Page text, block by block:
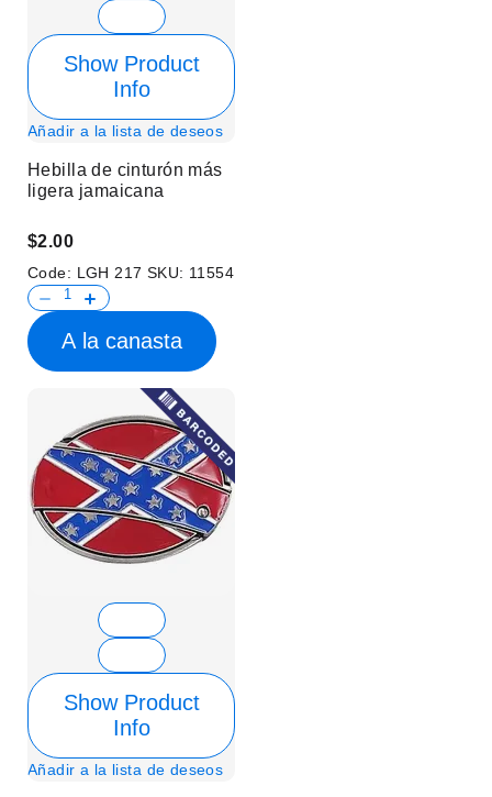
Show Product
Info
Añadir a la lista de deseos
Hebilla de cinturón más
ligera jamaicana
$2.00
Code: LGH 217 SKU: 11554
A la canasta
Show Product
Info
Añadir a la lista de deseos